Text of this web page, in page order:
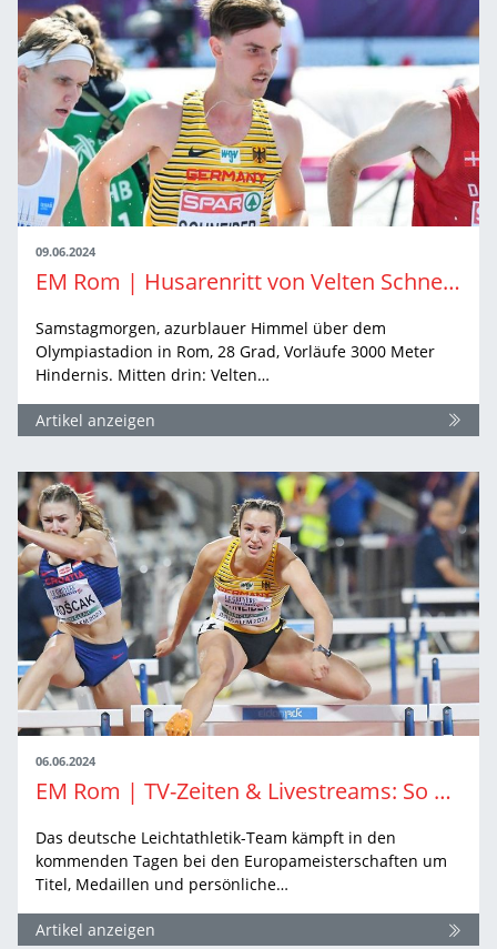
09.06.2024
EM Rom | Husarenritt von Velten Schneider
Samstagmorgen, azurblauer Himmel über dem
Olympiastadion in Rom, 28 Grad, Vorläufe 3000 Meter
Hindernis. Mitten drin: Velten…
Artikel anzeigen
06.06.2024
EM Rom | TV-Zeiten & Livestreams: So sehen Sie die Leichtathletik-EM in Rom live
Das deutsche Leichtathletik-Team kämpft in den
kommenden Tagen bei den Europameisterschaften um
Titel, Medaillen und persönliche…
Artikel anzeigen